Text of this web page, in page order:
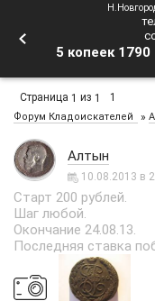
5 копеек
Страница 1 из 1 1
Форум Кладоискателей »
Алтын
10.08.2013 в
Старт 200 рублей.
Шаг любой.
Окончание 24.08.13.
Последняя ставка